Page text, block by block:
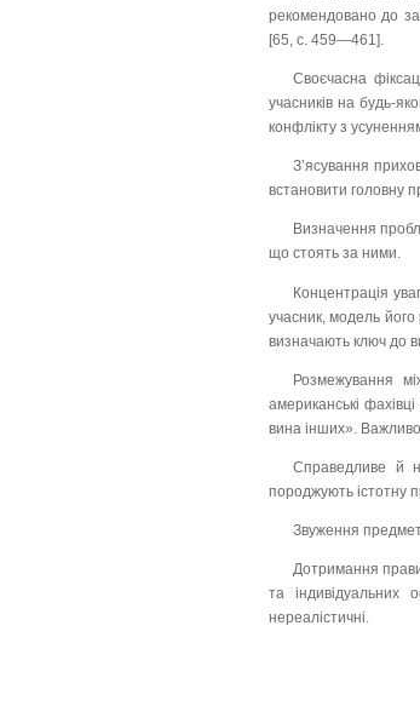
рекомендовано до
[65, с. 459—461].
Своєчасна
учасників на будь-
конфлікту з
З’ясування
встановити головну
Визначення
що стоять за ними.
Концентрація
учасник, модель
визначають ключ до
Розмежування
американські
вина інших».
Справедливе й
породжують істотну
Звуження
Дотримання
та індивідуальних
нереалістичні.